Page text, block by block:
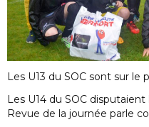
Les U13 du SOC sont sur le
Les U14 du SOC
Revue de la journée parle